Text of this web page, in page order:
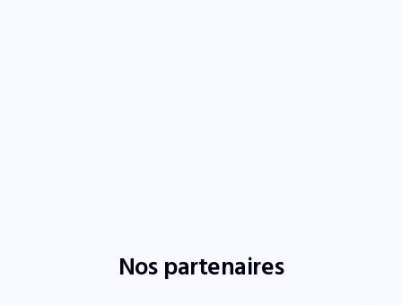
Nos partenaires